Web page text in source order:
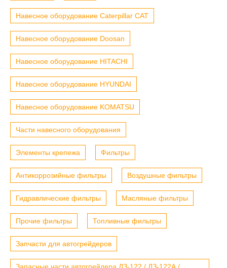
Навесное оборудование Caterpillar CAT
Навесное оборудование Doosan
Навесное оборудование HITACHI
Навесное оборудование HYUNDAI
Навесное оборудование KOMATSU
Части навесного оборудования
Элементы крепежа Фильтры
Антикоррозийные фильтры Воздушные фильтры
Гидравлические фильтры Масляные фильтры
Прочие фильтры Топливные фильтры
Запчасти для автогрейдеров
Запасные части автогрейдера ДЗ-122 / ДЗ-122А /